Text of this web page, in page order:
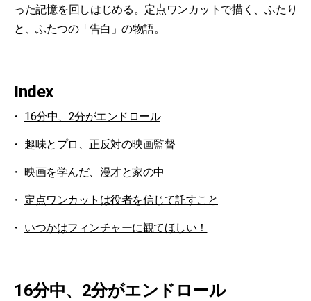
った記憶を回しはじめる。定点ワンカットで描く、ふたり
と、ふたつの「告白」の物語。
Index
16分中、2分がエンドロール
趣味とプロ、正反対の映画監督
映画を学んだ、漫才と家の中
定点ワンカットは役者を信じて託すこと
いつかはフィンチャーに観てほしい！
16分中、2分がエンドロール